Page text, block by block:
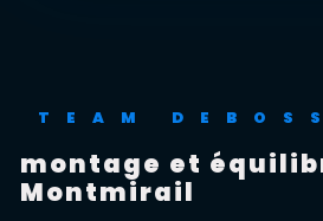
TEAM
montage et
Montmirail